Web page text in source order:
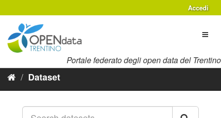
al
contenuto
Accedi
Portale federato degli open data del Trentino
Dataset